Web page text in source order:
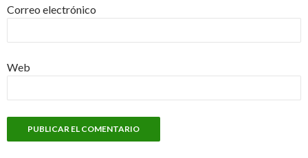
Correo electrónico
Web